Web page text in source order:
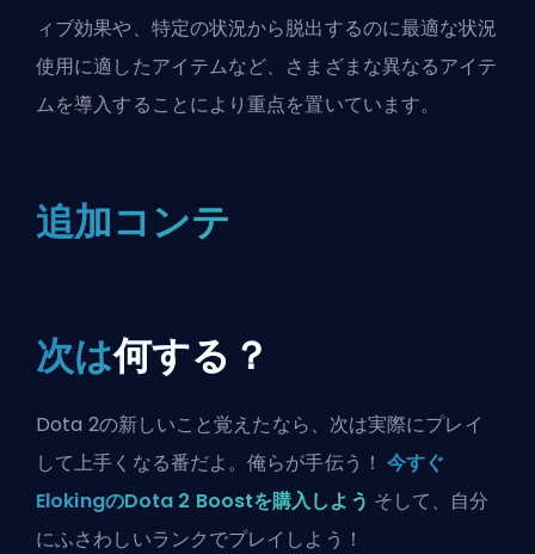
ィブ効果や、特定の状況から脱出するのに最適な状況
使用に適したアイテムなど、さまざまな異なるアイテ
ムを導入することにより重点を置いています。
追加コンテ
次は何する？
Dota 2の新しいこと覚えたなら、次は実際にプレイ
して上手くなる番だよ。俺らが手伝う！ 今すぐ
ElokingのDota 2 Boostを購入しよう そして、自分
にふさわしいランクでプレイしよう！